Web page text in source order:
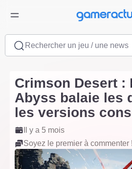
Rechercher un jeu / une news
Crimson Desert :
Abyss balaie les
les versions
Il y a 5 mois
Soyez le premier à commenter !